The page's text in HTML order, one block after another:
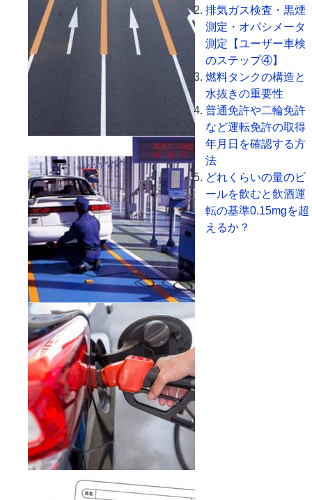
排気ガス検査・黒煙
測定・オパシメータ
測定【ユーザー車検
のステップ④】
燃料タンクの構造と
水抜きの重要性
普通免許や二輪免許
など運転免許の取得
年月日を確認する方
法
どれくらいの量のビ
ールを飲むと飲酒運
転の基準0.15mgを超
えるか？